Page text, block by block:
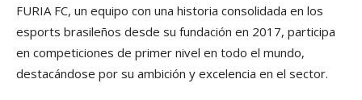
FURIA FC, un equipo con una historia consolidada en los
esports brasileños desde su fundación en 2017, participa
en competiciones de primer nivel en todo el mundo,
destacándose por su ambición y excelencia en el sector.